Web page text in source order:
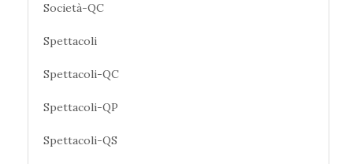
Società-QC
Spettacoli
Spettacoli-QC
Spettacoli-QP
Spettacoli-QS